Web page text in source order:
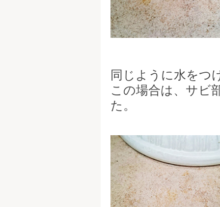
同じように水をつ
この場合は、サビ
た。